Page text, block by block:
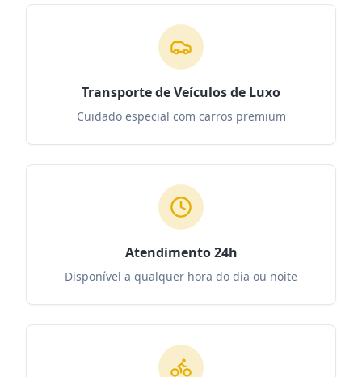
Transporte de Veículos de Luxo
Cuidado especial com carros premium
Atendimento 24h
Disponível a qualquer hora do dia ou noite